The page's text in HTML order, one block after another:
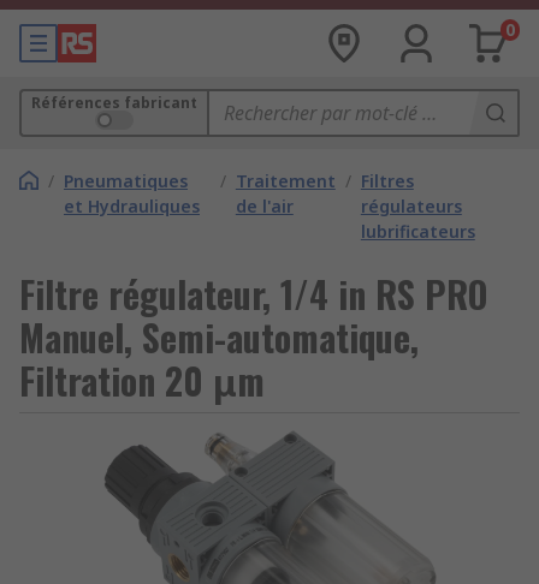
0
Références fabricant
/ Pneumatiques
et Hydrauliques
/ Traitement
de l'air
/ Filtres
régulateurs
lubrificateurs
Filtre régulateur, 1/4 in RS PRO
Manuel, Semi-automatique,
Filtration 20 μm